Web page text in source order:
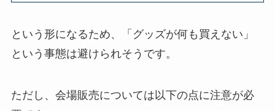
という形になるため、「グッズが何も買えない」
という事態は避けられそうです。
ただし、会場販売については以下の点に注意が必